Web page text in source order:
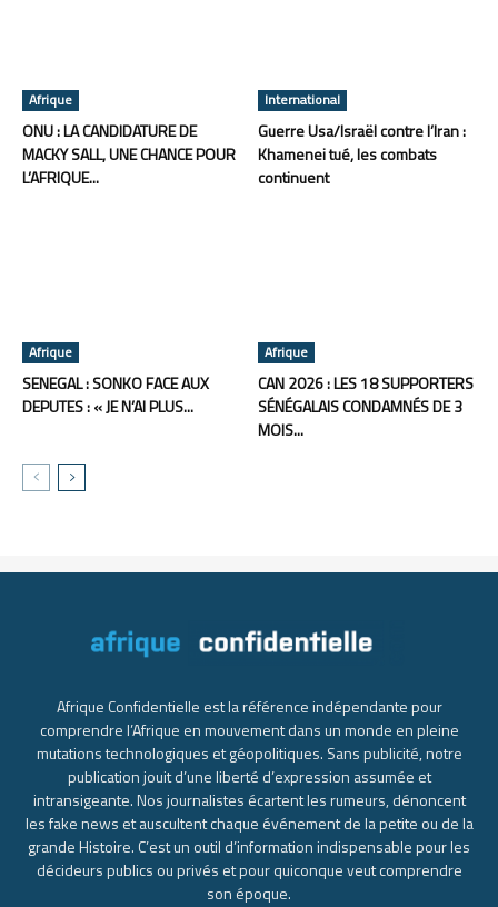
Afrique
ONU : LA CANDIDATURE DE
MACKY SALL, UNE CHANCE POUR
L’AFRIQUE...
International
Guerre Usa/Israël contre l’Iran :
Khamenei tué, les combats
continuent
Afrique
SENEGAL : SONKO FACE AUX
DEPUTES : « JE N’AI PLUS...
Afrique
CAN 2026 : LES 18 SUPPORTERS
SÉNÉGALAIS CONDAMNÉS DE 3
MOIS...
Afrique Confidentielle est la référence indépendante pour
comprendre l’Afrique en mouvement dans un monde en pleine
mutations technologiques et géopolitiques. Sans publicité, notre
publication jouit d’une liberté d’expression assumée et
intransigeante. Nos journalistes écartent les rumeurs, dénoncent
les fake news et auscultent chaque événement de la petite ou de la
grande Histoire. C’est un outil d’information indispensable pour les
décideurs publics ou privés et pour quiconque veut comprendre
son époque.